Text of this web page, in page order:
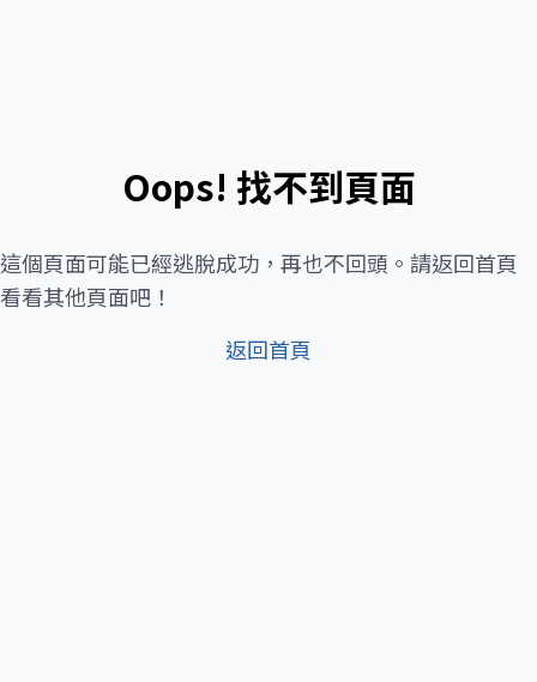
Oops! 找不到頁面
這個頁面可能已經逃脫成功，再也不回頭。請返回首頁
看看其他頁面吧！
返回首頁